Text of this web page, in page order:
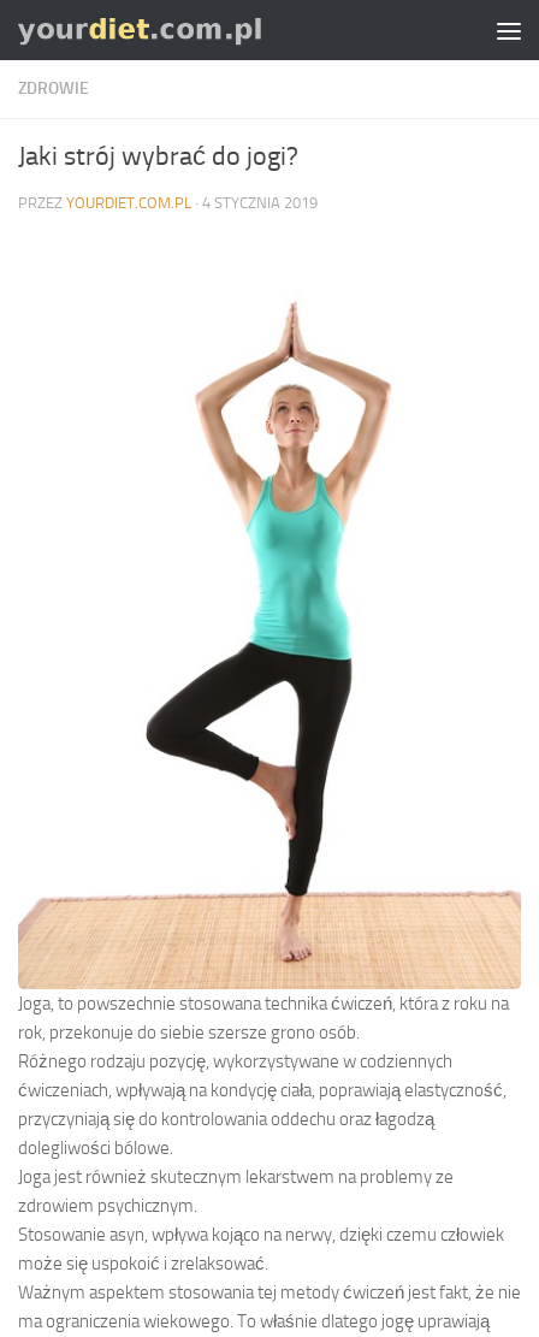
Skip to content
ZDROWIE
Jaki strój wybrać do jogi?
PRZEZ YOURDIET.COM.PL · 4 STYCZNIA 2019
Joga, to powszechnie stosowana technika ćwiczeń, która z roku na
rok, przekonuje do siebie szersze grono osób.
Różnego rodzaju pozycję, wykorzystywane w codziennych
ćwiczeniach, wpływają na kondycję ciała, poprawiają elastyczność,
przyczyniają się do kontrolowania oddechu oraz łagodzą
dolegliwości bólowe.
Joga jest również skutecznym lekarstwem na problemy ze
zdrowiem psychicznym.
Stosowanie asyn, wpływa kojąco na nerwy, dzięki czemu człowiek
może się uspokoić i zrelaksować.
Ważnym aspektem stosowania tej metody ćwiczeń jest fakt, że nie
ma ograniczenia wiekowego. To właśnie dlatego jogę uprawiają